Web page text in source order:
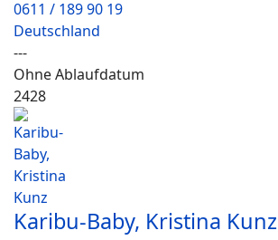
0611 / 189 90 19
Deutschland
---
Ohne Ablaufdatum
2428
Karibu-Baby, Kristina Kunz